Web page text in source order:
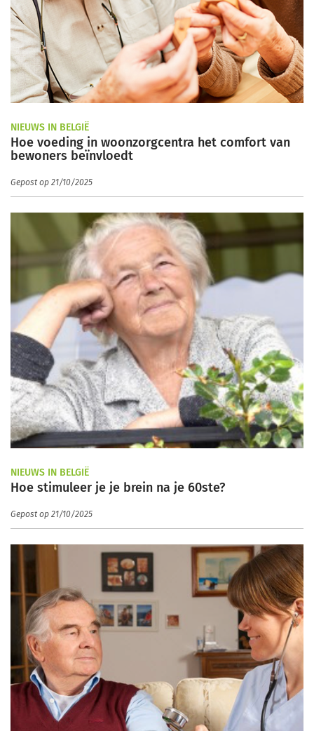
NIEUWS IN BELGIË
Hoe voeding in woonzorgcentra het comfort van
bewoners beïnvloedt
Gepost op 21/10/2025
NIEUWS IN BELGIË
Hoe stimuleer je je brein na je 60ste?
Gepost op 21/10/2025